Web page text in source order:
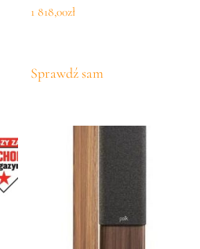
1 818,00zł
Sprawdź sam